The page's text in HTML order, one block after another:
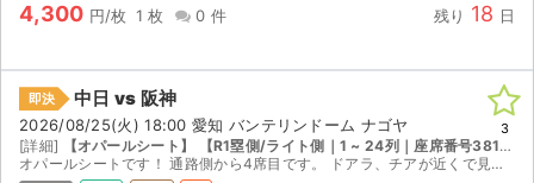
4,300 円/枚 1 枚 0 件 残り 18 日
即決 中日 vs 阪神
2026/08/25(火) 18:00 愛知 バンテリンドーム ナゴヤ
[詳細]
【オパールシート】 【R1塁側/ライト側｜1 ~ 24列｜座席番号381 ~ 400】
オパールシートです！ 通路側から4席目です。 ドアラ、チアが近くで見れる席です！！ 1枚のみ！ バズーカタイム、タオルゲットチャンスもありますよ～！
3